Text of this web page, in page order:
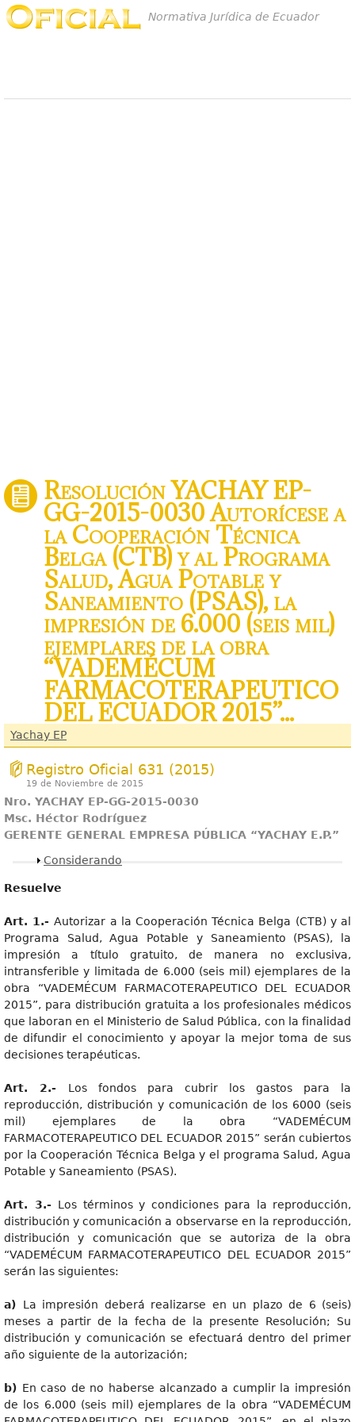
Normativa Jurídica de Ecuador
Resolución YACHAY EP-
GG-2015-0030 Autorícese a
la Cooperación Técnica
Belga (CTB) y al Programa
Salud, Agua Potable y
Saneamiento (PSAS), la
impresión de 6.000 (seis mil)
ejemplares de la obra
“VADEMÉCUM
FARMACOTERAPEUTICO
DEL ECUADOR 2015”...
Yachay EP
Registro Oficial 631 (2015)
19 de Noviembre de 2015
Nro. YACHAY EP-GG-2015-0030
Msc. Héctor Rodríguez
GERENTE GENERAL EMPRESA PÚBLICA “YACHAY E.P.”
Mostrar
Considerando
Resuelve
Art. 1.-Autorizar a la Cooperación Técnica Belga (CTB) y al
Programa Salud, Agua Potable y Saneamiento (PSAS), la
impresión a título gratuito, de manera no exclusiva,
intransferible y limitada de 6.000 (seis mil) ejemplares de la
obra “VADEMÉCUM FARMACOTERAPEUTICO DEL ECUADOR
2015”, para distribución gratuita a los profesionales médicos
que laboran en el Ministerio de Salud Pública, con la finalidad
de difundir el conocimiento y apoyar la mejor toma de sus
decisiones terapéuticas.
Art. 2.- Los fondos para cubrir los gastos para la
reproducción, distribución y comunicación de los 6000 (seis
mil) ejemplares de la obra “VADEMÉCUM
FARMACOTERAPEUTICO DEL ECUADOR 2015” serán cubiertos
por la Cooperación Técnica Belga y el programa Salud, Agua
Potable y Saneamiento (PSAS).
Art. 3.- Los términos y condiciones para la reproducción,
distribución y comunicación a observarse en la reproducción,
distribución y comunicación que se autoriza de la obra
“VADEMÉCUM FARMACOTERAPEUTICO DEL ECUADOR 2015”
serán las siguientes:
a) La impresión deberá realizarse en un plazo de 6 (seis)
meses a partir de la fecha de la presente Resolución; Su
distribución y comunicación se efectuará dentro del primer
año siguiente de la autorización;
b) En caso de no haberse alcanzado a cumplir la impresión
de los 6.000 (seis mil) ejemplares de la obra “VADEMÉCUM